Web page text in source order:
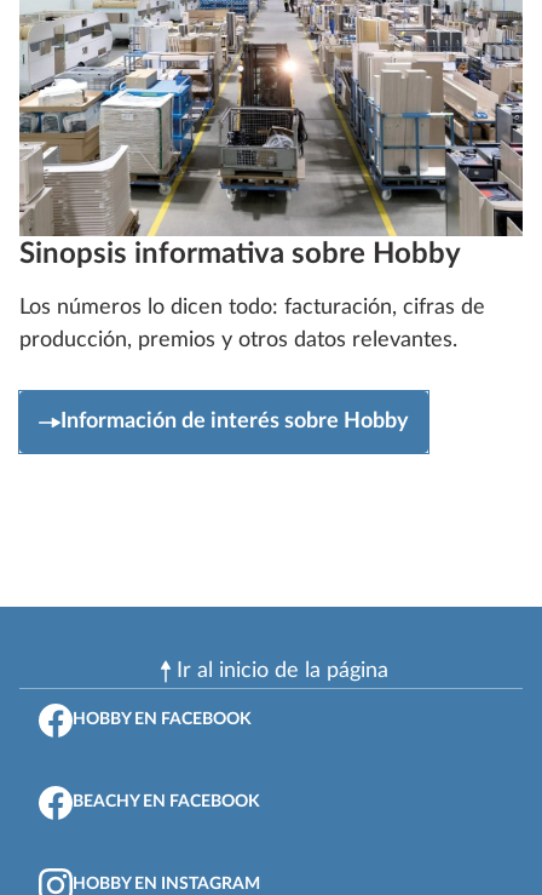
Sinopsis informativa sobre Hobby
Los números lo dicen todo: facturación, cifras de
producción, premios y otros datos relevantes.
Información de interés sobre Hobby
Ir al inicio de la página
HOBBY EN FACEBOOK
BEACHY EN FACEBOOK
HOBBY EN INSTAGRAM